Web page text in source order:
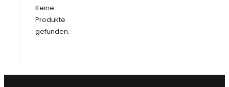
Keine
Produkte
gefunden.